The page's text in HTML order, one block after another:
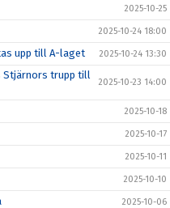
2025-10-25
2025-10-24 18:00
upp till A-laget 2025-10-24 13:30
Stjärnors trupp till
2025-10-23 14:00
2025-10-18
2025-10-17
2025-10-11
2025-10-10
2025-10-06